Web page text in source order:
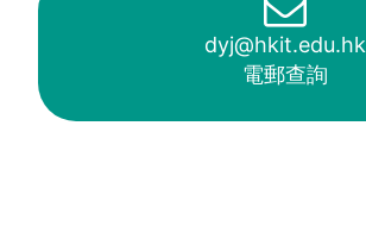
dyj@hkit.edu.hk
電郵查詢